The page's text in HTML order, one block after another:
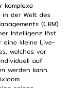
komplexe
in der Welt des
(CRM)
Intelligenz löst.
eine kleine Live-
welches vor
auf
werden kann.